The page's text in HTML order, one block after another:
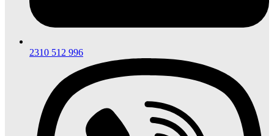
2310 512 996